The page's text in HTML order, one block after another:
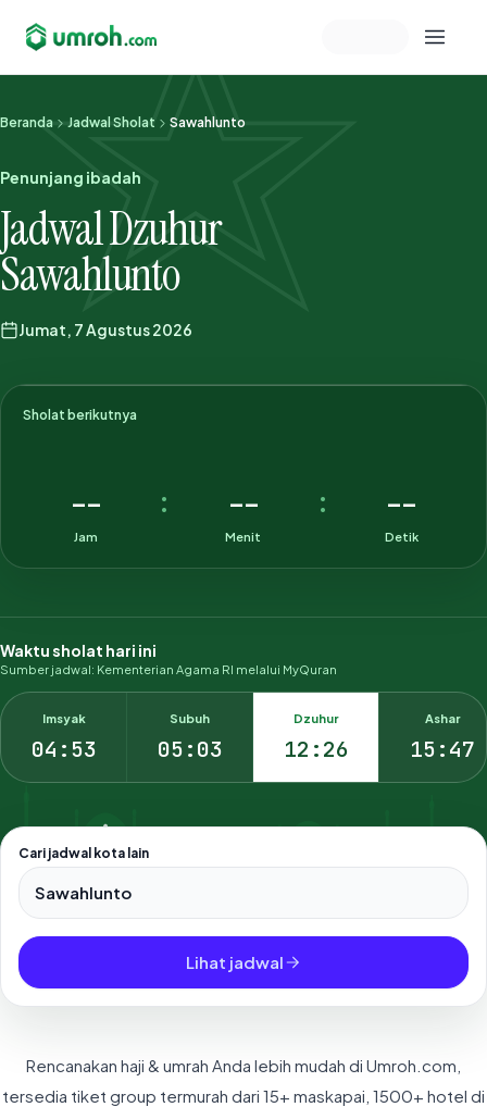
Memeriksa sesi akun
Beranda Jadwal Sholat Sawahlunto
Penunjang ibadah
Jadwal Dzuhur
Sawahlunto
Jumat, 7 Agustus 2026
Sholat berikutnya
--
Jam
: --
Menit
: --
Detik
Waktu sholat hari ini
Sumber jadwal: Kementerian Agama RI melalui MyQuran
Imsyak
04:53
Subuh
05:03
Dzuhur
12:26
Ashar
15:47
Cari jadwal kota lain
Pilih salah satu dari 500+ kota dan kabupaten di Indonesia.
Lihat jadwal
Rencanakan haji & umrah Anda lebih mudah di Umroh.com,
tersedia tiket group termurah dari 15+ maskapai, 1500+ hotel di